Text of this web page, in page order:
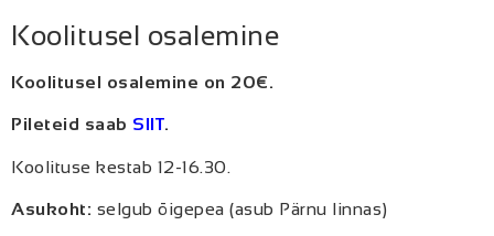
Koolitusel osalemine
Koolitusel osalemine on 20€.
Pileteid saab SIIT.
Koolituse kestab 12-16.30.
Asukoht: selgub õigepea (asub Pärnu linnas)